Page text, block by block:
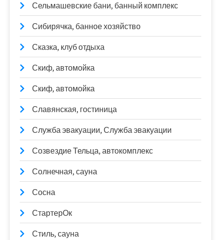
Сельмашевские бани, банный комплекс
Сибирячка, банное хозяйство
Сказка, клуб отдыха
Скиф, автомойка
Скиф, автомойка
Славянская, гостиница
Служба эвакуации, Служба эвакуации
Созвездие Тельца, автокомплекс
Солнечная, сауна
Сосна
СтартерОк
Стиль, сауна